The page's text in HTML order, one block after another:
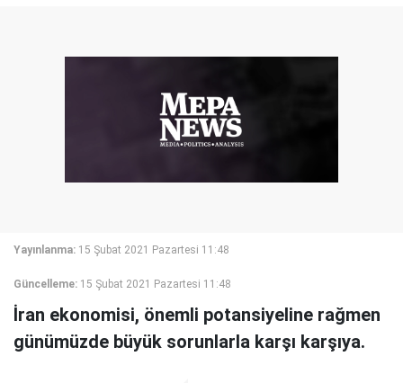
Yayınlanma: 15 Şubat 2021 Pazartesi 11:48
Güncelleme: 15 Şubat 2021 Pazartesi 11:48
İran ekonomisi, önemli potansiyeline rağmen
günümüzde büyük sorunlarla karşı karşıya.